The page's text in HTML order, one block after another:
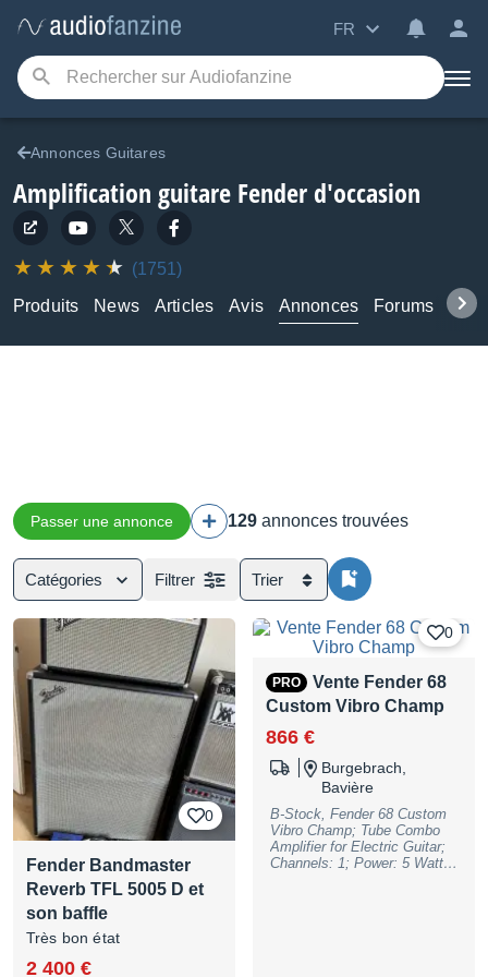
FR
Annonces Guitares
Amplification guitare Fender d'occasion
(1751)
Produits
News Articles Avis Annonces Forums
Passer une annonce 129 annonces trouvées
Catégories Filtrer Trier
0
Fender Bandmaster
Reverb TFL 5005 D et
son baffle
Très bon état
2 400 €
0
PRO
Vente Fender 68
Custom Vibro Champ
866 €
Burgebrach,
Bavière
B-Stock, Fender 68 Custom
Vibro Champ; Tube Combo
Amplifier for Electric Guitar;
Channels: 1; Power: 5 Watts;